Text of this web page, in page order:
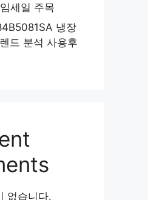
세일 주목
냉장
드 분석 사용후
없습니다.